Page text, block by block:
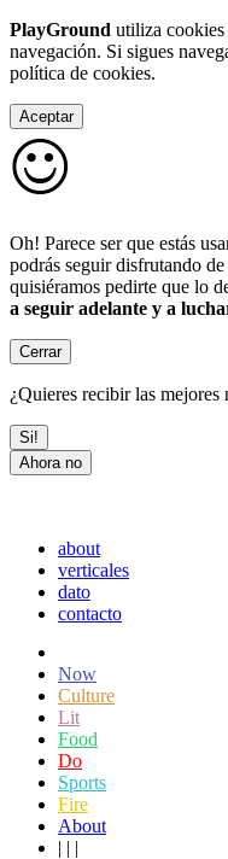
PlayGround utiliza cookies
navegación. Si sigues
política de cookies.
Aceptar
Oh! Parece ser que estás
podrás seguir disfrutando
quisiéramos pedirte que lo
a seguir adelante y a
Cerrar
¿Quieres recibir las
Si!
Ahora no
about
verticales
dato
contacto
Now
Culture
Lit
Food
Do
Sports
Fire
About
| | |